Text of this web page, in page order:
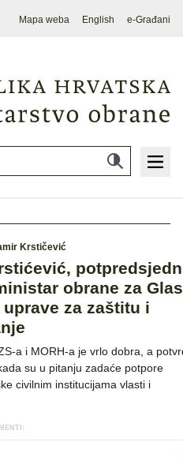
Mapa weba English e-Građani
Krstičević
obrane za
uprave za zaštitu i
a i MORH-a je vrlo dobra, a
su u pitanju zadaće potpore
civilnim institucijama vlasti i